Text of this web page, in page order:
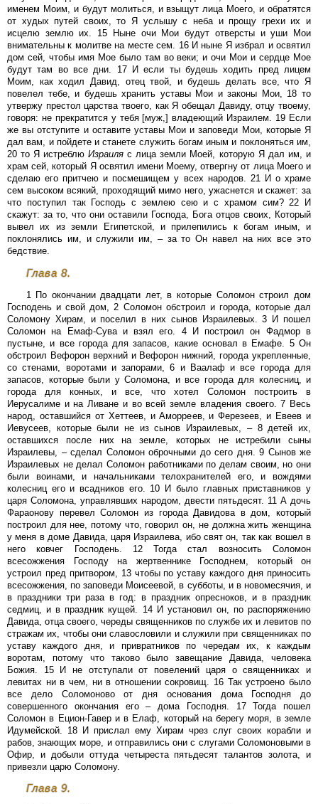
именем Моим, и будут молиться, и взыщут лица Моего, и обратятся
от худых путей своих, то Я услышу с неба и прощу грехи их и
исцелю землю их. 15 Ныне очи Мои будут отверсты и уши Мои
внимательны к молитве на месте сем. 16 И ныне Я избрал и освятил
дом сей, чтобы имя Мое было там во веки; и очи Мои и сердце Мое
будут там во все дни. 17 И если ты будешь ходить пред лицем
Моим, как ходил Давид, отец твой, и будешь делать все, что Я
повелел тебе, и будешь хранить уставы Мои и законы Мои, 18 то
утвержу престол царства твоего, как Я обещал Давиду, отцу твоему,
говоря: не прекратится у тебя [муж,] владеющий Израилем. 19 Если
же вы отступите и оставите уставы Мои и заповеди Мои, которые Я
дал вам, и пойдете и станете служить богам иным и поклоняться им,
20 то Я истреблю Израиля с лица земли Моей, которую Я дал им, и
храм сей, который Я освятил имени Моему, отвергну от лица Моего и
сделаю его притчею и посмешищем у всех народов. 21 И о храме
сем высоком всякий, проходящий мимо него, ужаснется и скажет: за
что поступил так Господь с землею сею и с храмом сим? 22 И
скажут: за то, что они оставили Господа, Бога отцов своих, Который
вывел их из земли Египетской, и прилепились к богам иным, и
поклонялись им, и служили им, – за то Он навел на них все это
бедствие.
Глава 8.
1 По окончании двадцати лет, в которые Соломон строил дом
Господень и свой дом, 2 Соломон обстроил и города, которые дал
Соломону Хирам, и поселил в них сынов Израилевых. 3 И пошел
Соломон на Емаф-Сува и взял его. 4 И построил он Фадмор в
пустыне, и все города для запасов, какие основал в Емафе. 5 Он
обстроил Вефорон верхний и Вефорон нижний, города укрепленные,
со стенами, воротами и запорами, 6 и Ваалаф и все города для
запасов, которые были у Соломона, и все города для колесниц, и
города для конных, и все, что хотел Соломон построить в
Иерусалиме и на Ливане и во всей земле владения своего. 7 Весь
народ, оставшийся от Хеттеев, и Аморреев, и Ферезеев, и Евеев и
Иевусеев, которые были не из сынов Израилевых, – 8 детей их,
оставшихся после них на земле, которых не истребили сыны
Израилевы, – сделал Соломон оброчными до сего дня. 9 Сынов же
Израилевых не делал Соломон работниками по делам своим, но они
были воинами, и начальниками телохранителей его, и вождями
колесниц его и всадников его. 10 И было главных приставников у
царя Соломона, управлявших народом, двести пятьдесят. 11 А дочь
Фараонову перевел Соломон из города Давидова в дом, который
построил для нее, потому что, говорил он, не должна жить женщина
у меня в доме Давида, царя Израилева, ибо свят он, так как вошел в
него ковчег Господень. 12 Тогда стал возносить Соломон
всесожжения Господу на жертвеннике Господнем, который он
устроил пред притвором, 13 чтобы по уставу каждого дня приносить
всесожжения, по заповеди Моисеевой, в субботы, и в новомесячия, и
в праздники три раза в год: в праздник опресноков, и в праздник
седмиц, и в праздник кущей. 14 И установил он, по распоряжению
Давида, отца своего, череды священников по службе их и левитов по
стражам их, чтобы они славословили и служили при священниках по
уставу каждого дня, и привратников по чередам их, к каждым
воротам, потому что таково было завещание Давида, человека
Божия. 15 И не отступали от повелений царя о священниках и
левитах ни в чем, ни в отношении сокровищ. 16 Так устроено было
все дело Соломоново от дня основания дома Господня до
совершенного окончания его – дома Господня. 17 Тогда пошел
Соломон в Ецион-Гавер и в Елаф, который на берегу моря, в земле
Идумейской. 18 И прислал ему Хирам чрез слуг своих корабли и
рабов, знающих море, и отправились они с слугами Соломоновыми в
Офир, и добыли оттуда четыреста пятьдесят талантов золота, и
привезли царю Соломону.
Глава 9.